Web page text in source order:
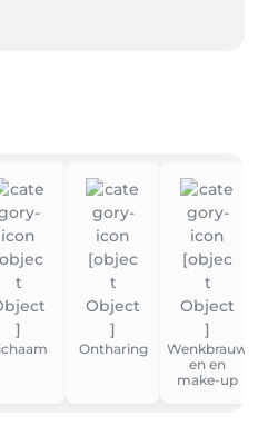
datum. Ben je niet
dienst gekozen hebt, bel
642997 en laat een
opneem.
ontvang je een mail
Je ontvangt 24 uren
mail ter
rechts kan je steeds
Ontharing
Wenkbrauw
en en
make-up